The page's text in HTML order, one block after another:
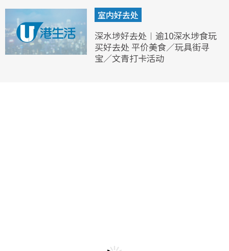
室内好去处
深水埗好去处︱逾10深水埗食玩
买好去处 平价美食／玩具街寻
宝／文青打卡活动